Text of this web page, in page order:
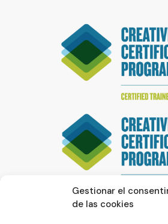
Gestionar el
de las cookies